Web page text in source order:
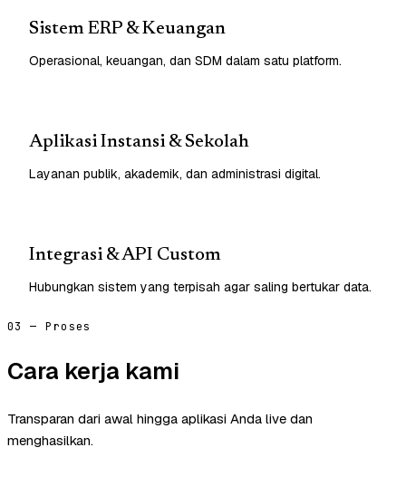
Sistem ERP & Keuangan
Operasional, keuangan, dan SDM dalam satu platform.
Aplikasi Instansi & Sekolah
Layanan publik, akademik, dan administrasi digital.
Integrasi & API Custom
Hubungkan sistem yang terpisah agar saling bertukar data.
03 — Proses
Cara kerja kami
Transparan dari awal hingga aplikasi Anda live dan
menghasilkan.